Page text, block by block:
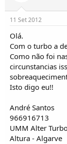
11 Set 2012
Olá.
Com o turbo a
Como não foi
circunstancias
Isto digo eu!!
André Santos
966916713
UMM Alter
Altura - Algarve